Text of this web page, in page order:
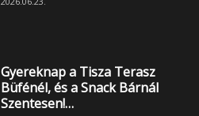
Gyereknap a Tisza Terasz
Büfénél, és a Snack Bárnál
Szentesen!…